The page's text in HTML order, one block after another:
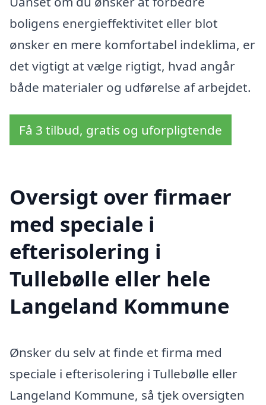
boligens energieffektivitet eller blot
ønsker en mere komfortabel indeklima, er
det vigtigt at vælge rigtigt, hvad angår
både materialer og udførelse af arbejdet.
Få 3 tilbud, gratis og uforpligtende
Oversigt over firmaer
med speciale i
efterisolering i
Tullebølle eller hele
Langeland Kommune
Ønsker du selv at finde et firma med
speciale i efterisolering i Tullebølle eller
Langeland Kommune, så tjek oversigten